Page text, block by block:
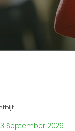
September 2026